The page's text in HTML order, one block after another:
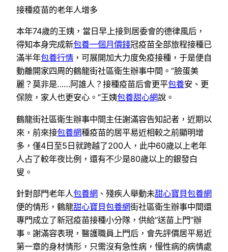
接種疫苗的老年人增多
本年74歲的王姨，當日早上接到居委會的德律風后，
得知本身完成新包養一個月價錢冠疫苗全部旅程接種已
滿半年包養行情 ，可展開加大力度免疫接種，于是便自
動離開家四周的鶴龍街社區衛生辦事中間。“臉蛋美
麗？莫非是……阿誰人？接種疫苗后會更平包養安、更
保險，家人也更安心。”王姨包養甜心網說。
鶴龍街社區衛生辦事中間主任謝滿容告知記者，近期以
來，前來接包養網種疫苗的居平易近相較之前顯明增
多，僅4日至5日就跨越了200人，此中60歲以上老年
人占了較年夜比例，還有不少是80歲以上的銀發白
叟。
針對部門老年人包養網 、殘疾人舉動未甜心寶貝包養網
便的情形，鶴龍甜心寶貝包養網街社區衛生辦事中間還
專門成立了新冠疫苗接種小分隊，供給“送苗上門”辦
事。謝滿容表現，醫護職員上門后，會先評價居平易近
第一章的身材情形，只需沒有急性病，慢性病的病情處